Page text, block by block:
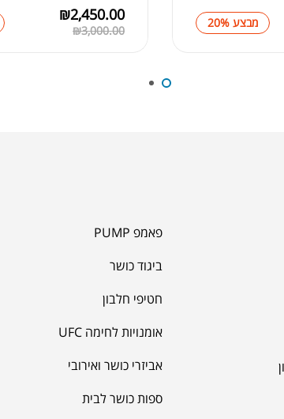
מבצע 20%
₪3,000.00
₪2,450.00
פאמפ PUMP
ביגוד כושר
חטיפי חלבון
אומנויות לחימה UFC
אביזרי כושר ואירובי
ספות כושר לבית